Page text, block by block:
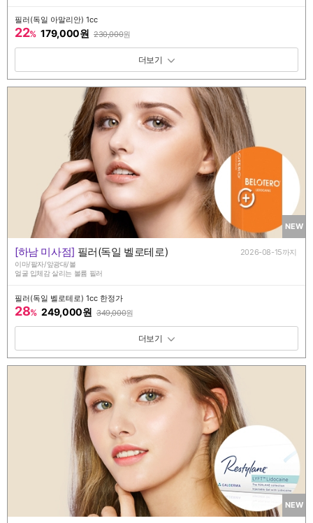
필러(독일 아말리안) 1cc
22% 179,000원 230,000원
패키지 보기 토글
NEW
[하남 미사점] 필러(독일 벨로테로) 2026-08-15까지
이마/팔자/앞광대/볼
얼굴 입체감 살리는 볼륨 필러
필러(독일 벨로테로) 1cc 한정가
28% 249,000원 349,000원
패키지 보기 토글
NEW